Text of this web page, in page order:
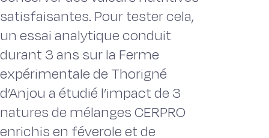
satisfaisantes. Pour tester cela,
un essai analytique conduit
durant 3 ans sur la Ferme
expérimentale de Thorigné
d’Anjou a étudié l’impact de 3
natures de mélanges CERPRO
enrichis en féverole et de